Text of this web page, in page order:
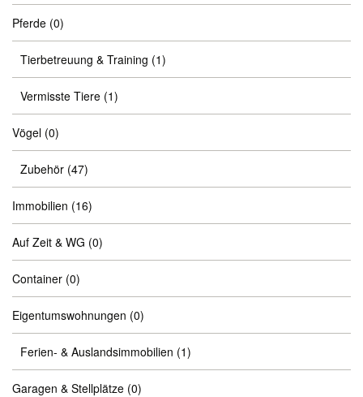
Pferde (0)
Tierbetreuung & Training (1)
Vermisste Tiere (1)
Vögel (0)
Zubehör (47)
Immobilien (16)
Auf Zeit & WG (0)
Container (0)
Eigentumswohnungen (0)
Ferien- & Auslandsimmobilien (1)
Garagen & Stellplätze (0)